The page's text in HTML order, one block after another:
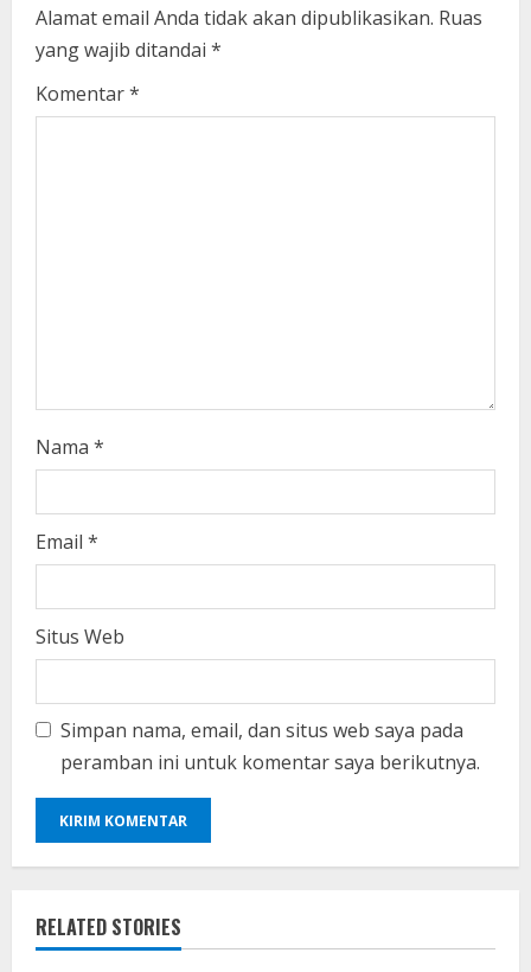
e
R
e
Alamat email Anda tidak akan dipublikasikan. Ruas
yang wajib ditandai *
Komentar*
Nama *
Email *
Situs Web
Simpan nama, email, dan situs web saya pada
peramban ini untuk komentar saya berikutnya.
RELATED STORIES